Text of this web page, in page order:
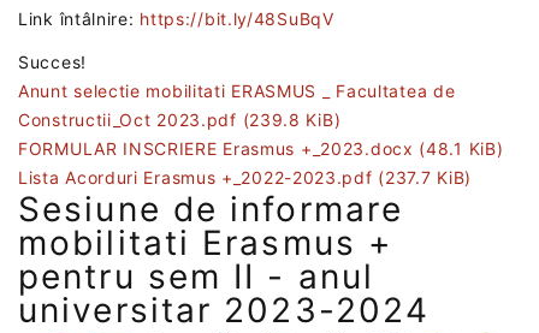
Link întâlnire: https://bit.ly/48SuBqV
Succes!
Anunt selectie mobilitati ERASMUS _ Facultatea de
Constructii_Oct 2023.pdf (239.8 KiB)
FORMULAR INSCRIERE Erasmus +_2023.docx (48.1 KiB)
Lista Acorduri Erasmus +_2022-2023.pdf (237.7 KiB)
Sesiune de informare
mobilitati Erasmus +
pentru sem II - anul
universitar 2023-2024